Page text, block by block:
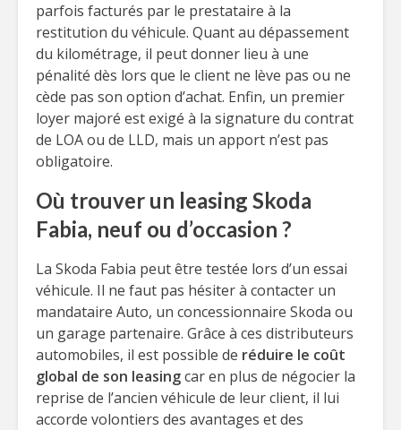
parfois facturés par le prestataire à la
restitution du véhicule. Quant au dépassement
du kilométrage, il peut donner lieu à une
pénalité dès lors que le client ne lève pas ou ne
cède pas son option d’achat. Enfin, un premier
loyer majoré est exigé à la signature du contrat
de LOA ou de LLD, mais un apport n’est pas
obligatoire.
Où trouver un leasing Skoda
Fabia, neuf ou d’occasion ?
La Skoda Fabia peut être testée lors d’un essai
véhicule. Il ne faut pas hésiter à contacter un
mandataire Auto, un concessionnaire Skoda ou
un garage partenaire. Grâce à ces distributeurs
automobiles, il est possible de réduire le coût
global de son leasingcar en plus de négocier la
reprise de l’ancien véhicule de leur client, il lui
accorde volontiers des avantages et des